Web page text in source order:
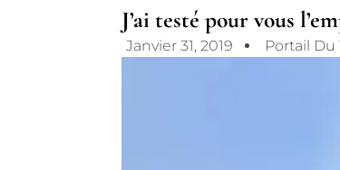
J’ai testé pour vous
Janvier 31, 2019 Portail Du